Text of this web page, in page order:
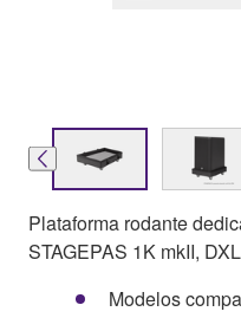
Plataforma rodante
STAGEPAS 1K mkII,
Modelos